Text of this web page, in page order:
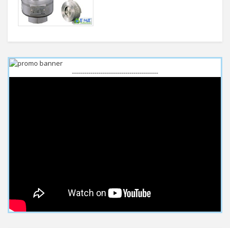
------------------------------------------